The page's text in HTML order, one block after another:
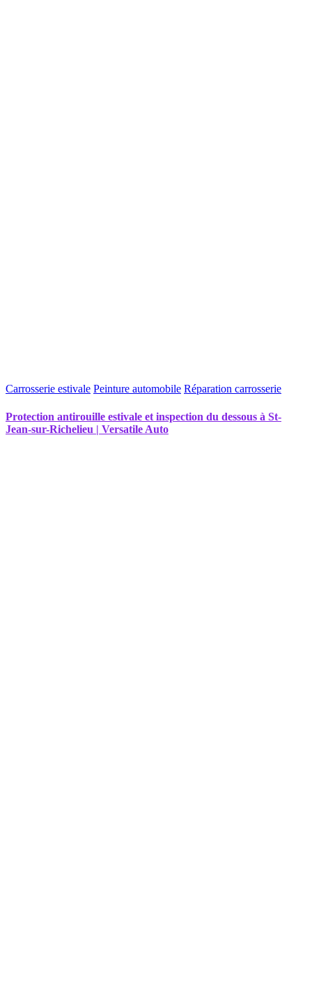
Carrosserie estivale Peinture automobile Réparation carrosserie
Protection antirouille estivale et inspection du dessous à St-
Jean-sur-Richelieu | Versatile Auto